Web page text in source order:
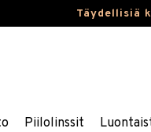
Täydellisiä
Piilolinssit